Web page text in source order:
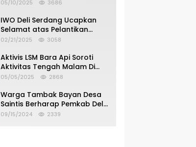
05/10/2025 3686
IWO Deli Serdang Ucapkan
Selamat atas Pelantikan
Bupati dan Wakil Bupati Deli
02/21/2025 3058
Aktivis LSM Bara Api Soroti
Aktivitas Tengah Malam Di
SPBU 14.213.228 Bandar Tinggi
05/05/2025 2868
Warga Tambak Bayan Desa
Saintis Berharap Pemkab Deli
Serdang Atasi Banjir
09/15/2024 2339